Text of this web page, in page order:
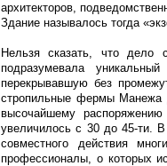
архитекторов,
Здание называлось тогда
Нельзя сказать, что дело
подразумевала уникальный
перекрывавшую без
стропильные фермы Манежа
высочайшему
увеличилось с 30 до 45-ти.
совместного действия
профессионалы, о которых